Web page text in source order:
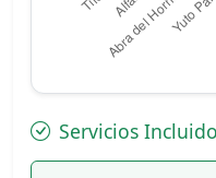
Servicios